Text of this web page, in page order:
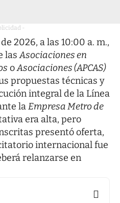
-
2026, a las 10:00 a. m.,
lasAsociaciones en
oAsociaciones (APCAS)
propuestas técnicas y
integral de la Línea
laEmpresa Metro de
era alta, pero
presentó oferta,
internacional fue
relanzarse en